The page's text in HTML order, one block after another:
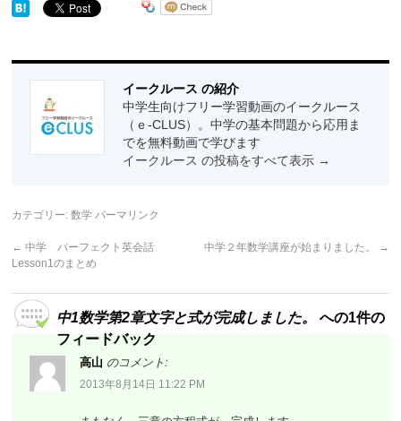
イークルース の紹介
中学生向けフリー学習動画のイークルース
（ｅ-CLUS）。中学の基本問題から応用ま
でを無料動画で学びます
イークルース の投稿をすべて表示 →
カテゴリー:数学 パーマリンク
← 中学 パーフェクト英会話
Lesson1のまとめ
中学２年数学講座が始まりました。 →
中1数学第2章文字と式が完成しました。
への1件の
フィードバック
高山 のコメント:
2013年8月14日 11:22 PM